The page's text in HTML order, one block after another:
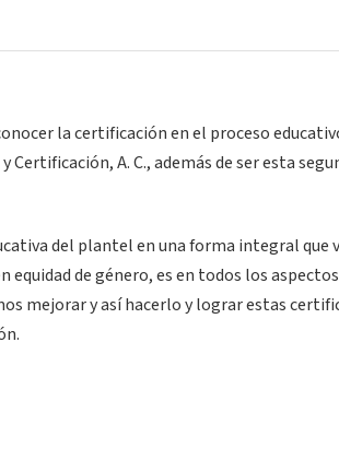
la certificación en el proceso
A. C., además de ser esta
del plantel en una forma integral que
de género, es en todos los
mejorar y así hacerlo y lograr estas